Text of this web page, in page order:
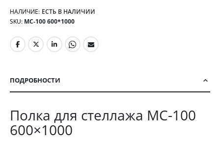
НАЛИЧИЕ: ЕСТЬ В НАЛИЧИИ
SKU МС-100 600*1000
ПОДРОБНОСТИ
Полка для стеллажа МС-100
600×1000